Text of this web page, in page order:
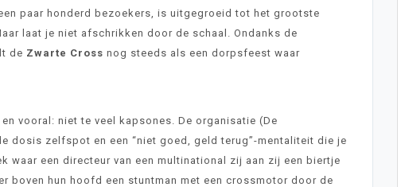
paar honderd bezoekers, is uitgegroeid tot het grootste
laat je niet afschrikken door de schaal. Ondanks de
de Zwarte Cross nog steeds als een dorpsfeest waar
vooral: niet te veel kapsones. De organisatie (De
dosis zelfspot en een “niet goed, geld terug”-mentaliteit die je
waar een directeur van een multinational zij aan zij een biertje
boven hun hoofd een stuntman met een crossmotor door de